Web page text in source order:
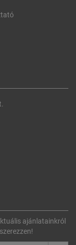
ajánlatainkról